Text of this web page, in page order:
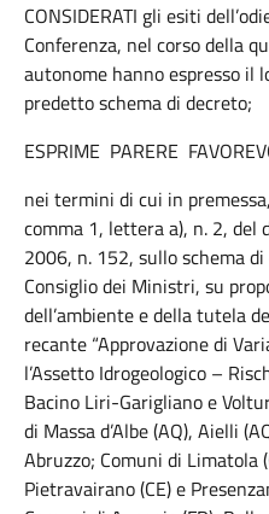
CONSIDERATI gli esiti
Conferenza, nel corso della
autonome hanno espresso il
predetto schema di decreto;
ESPRIME PARERE
nei termini di cui in
comma 1, lettera a), n. 2,
2006, n. 152, sullo schema
Consiglio dei Ministri, su
dell’ambiente e della tutela
recante “Approvazione di
l’Assetto Idrogeologico –
Bacino Liri-Garigliano e
di Massa d’Albe (AQ), Aielli
Abruzzo; Comuni di Limatola
Pietravairano (CE) e